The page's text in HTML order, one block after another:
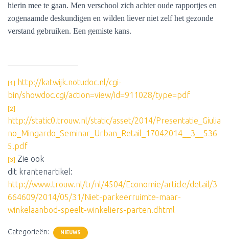
hierin mee te gaan. Men verschool zich achter oude rapportjes en
zogenaamde deskundigen en wilden liever niet zelf het gezonde
verstand gebruiken. Een gemiste kans.
[1]
http://katwijk.notudoc.nl/cgi-
bin/showdoc.cgi/action=view/id=911028/type=pdf
[2]
http://static0.trouw.nl/static/asset/2014/Presentatie_Giulia
no_Mingardo_Seminar_Urban_Retail_17042014__3__536
5.pdf
[3] Zie ook
dit krantenartikel:
http://www.trouw.nl/tr/nl/4504/Economie/article/detail/3
664609/2014/05/31/Niet-parkeerruimte-maar-
winkelaanbod-speelt-winkeliers-parten.dhtml
Categorieën: NIEUWS